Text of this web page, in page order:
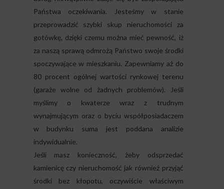
Państwa oczekiwania. Jesteśmy w stanie
przeprowadzić szybki skup nieruchomości za
gotówkę, dzięki czemu można mieć pewność, iż
za naszą sprawą odmrożą Państwo swoje środki
spoczywające w mieszkaniu. Zapewniamy aż do
80 procent ogólnej wartości rynkowej terenu
(garaże wolne od żadnych problemów). Jeśli
myślimy o kwaterze wraz z trudnym
wynajmującym oraz o byciu współposiadaczem
w budynku suma jest poddana analizie
indywidualnie.
Jeśli masz konieczność, żeby odsprzedać
kamienicę czy nieruchomość jak również przyjąć
środki bez kłopotu, oczywiście właściwym